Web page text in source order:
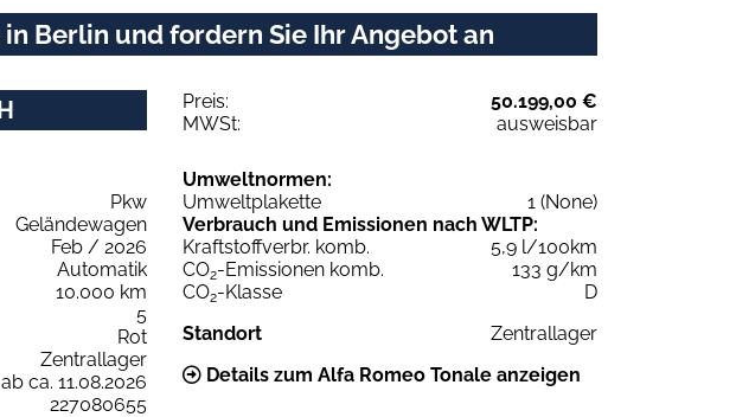
Berlin und fordern Sie Ihr Angebot an
Preis:
50.199,00 €
MWSt:
ausweisbar
Pkw
Geländewagen
Feb / 2026
Automatik
10.000 km
5
Rot
Zentrallager
ab ca. 11.08.2026
227080655
Umweltnormen:
Umweltplakette
1 (None)
Verbrauch und Emissionen nach WLTP:
Kraftstoffverbr. komb.
5,9 l/100km
CO2-Emissionen komb.
133 g/km
CO2-Klasse
D
Standort
Zentrallager
Details zum Alfa Romeo Tonale anzeigen